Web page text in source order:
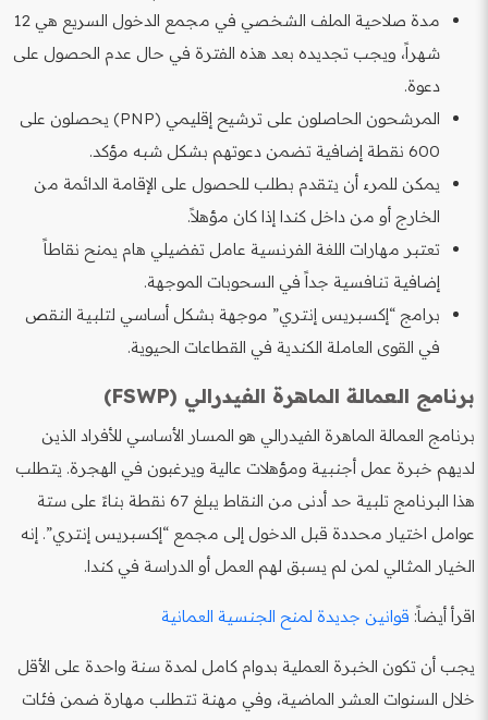
مدة صلاحية الملف الشخصي في مجمع الدخول السريع هي 12
شهراً، ويجب تجديده بعد هذه الفترة في حال عدم الحصول على
دعوة.
المرشحون الحاصلون على ترشيح إقليمي (PNP) يحصلون على
600 نقطة إضافية تضمن دعوتهم بشكل شبه مؤكد.
يمكن للمرء أن يتقدم بطلب للحصول على الإقامة الدائمة من
الخارج أو من داخل كندا إذا كان مؤهلاً.
تعتبر مهارات اللغة الفرنسية عامل تفضيلي هام يمنح نقاطاً
إضافية تنافسية جداً في السحوبات الموجهة.
برامج “إكسبريس إنتري” موجهة بشكل أساسي لتلبية النقص
في القوى العاملة الكندية في القطاعات الحيوية.
برنامج العمالة الماهرة الفيدرالي (FSWP)
برنامج العمالة الماهرة الفيدرالي هو المسار الأساسي للأفراد الذين
لديهم خبرة عمل أجنبية ومؤهلات عالية ويرغبون في الهجرة. يتطلب
هذا البرنامج تلبية حد أدنى من النقاط يبلغ 67 نقطة بناءً على ستة
عوامل اختيار محددة قبل الدخول إلى مجمع “إكسبريس إنتري”. إنه
الخيار المثالي لمن لم يسبق لهم العمل أو الدراسة في كندا.
اقرأ أيضاً: قوانين جديدة لمنح الجنسية العمانية
يجب أن تكون الخبرة العملية بدوام كامل لمدة سنة واحدة على الأقل
خلال السنوات العشر الماضية، وفي مهنة تتطلب مهارة ضمن فئات